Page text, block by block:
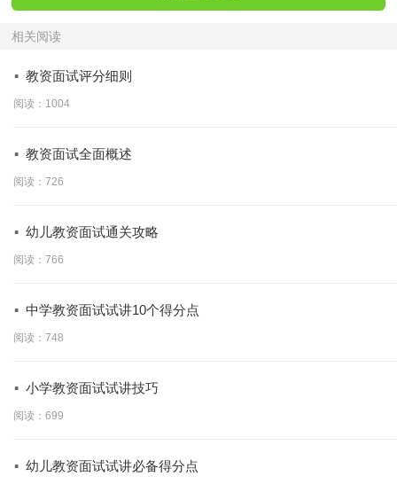
相关阅读
· 教资面试评分细则
阅读：1004
· 教资面试全面概述
阅读：726
· 幼儿教资面试通关攻略
阅读：766
· 中学教资面试试讲10个得分点
阅读：748
· 小学教资面试试讲技巧
阅读：699
· 幼儿教资面试试讲必备得分点